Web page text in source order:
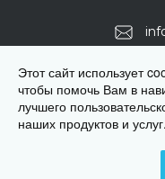
г. Москва,
© 2026 ЦКБ
Этот сайт использует
чтобы помочь Вам в
лучшего
наших продуктов и